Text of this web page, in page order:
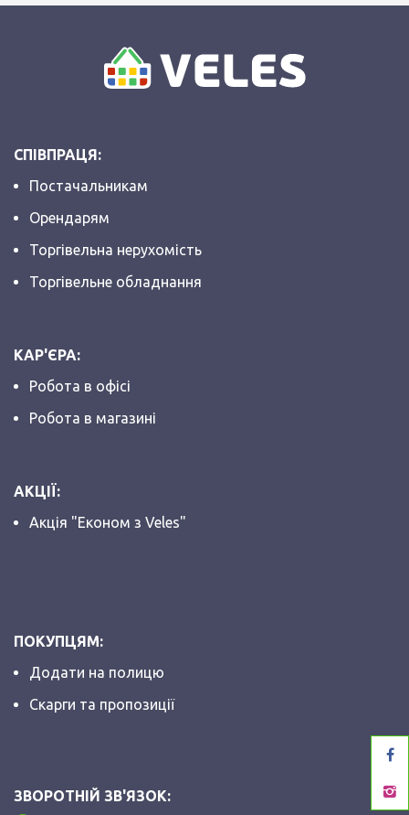
СПІВПРАЦЯ:
Постачальникам
Орендарям
Торгівельна нерухомість
Торгівельне обладнання
КАР'ЄРА:
Робота в офісі
Робота в магазині
АКЦІЇ:
Акція "Економ з Veles"
ПОКУПЦЯМ:
Додати на полицю
Скарги та пропозиції
ЗВОРОТНІЙ ЗВ'ЯЗОК: